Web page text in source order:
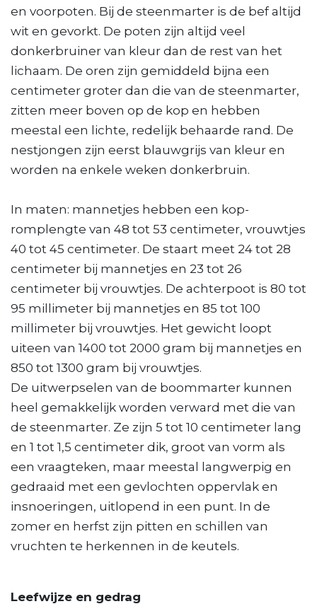
en voorpoten. Bij de steenmarter is de bef altijd
wit en gevorkt. De poten zijn altijd veel
donkerbruiner van kleur dan de rest van het
lichaam. De oren zijn gemiddeld bijna een
centimeter groter dan die van de steenmarter,
zitten meer boven op de kop en hebben
meestal een lichte, redelijk behaarde rand. De
nestjongen zijn eerst blauwgrijs van kleur en
worden na enkele weken donkerbruin.
In maten: mannetjes hebben een kop-
romplengte van 48 tot 53 centimeter, vrouwtjes
40 tot 45 centimeter. De staart meet 24 tot 28
centimeter bij mannetjes en 23 tot 26
centimeter bij vrouwtjes. De achterpoot is 80 tot
95 millimeter bij mannetjes en 85 tot 100
millimeter bij vrouwtjes. Het gewicht loopt
uiteen van 1400 tot 2000 gram bij mannetjes en
850 tot 1300 gram bij vrouwtjes.
De uitwerpselen van de boommarter kunnen
heel gemakkelijk worden verward met die van
de steenmarter. Ze zijn 5 tot 10 centimeter lang
en 1 tot 1,5 centimeter dik, groot van vorm als
een vraagteken, maar meestal langwerpig en
gedraaid met een gevlochten oppervlak en
insnoeringen, uitlopend in een punt. In de
zomer en herfst zijn pitten en schillen van
vruchten te herkennen in de keutels.
Leefwijze en gedrag